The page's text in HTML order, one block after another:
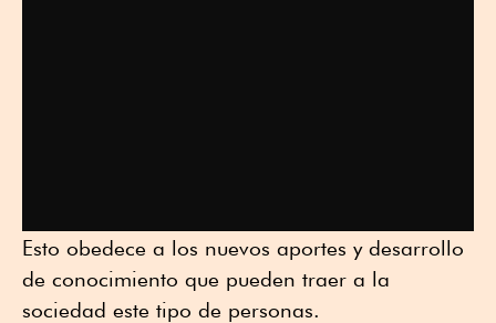
Esto obedece a los nuevos aportes y desarrollo
de conocimiento que pueden traer a la
sociedad este tipo de personas.